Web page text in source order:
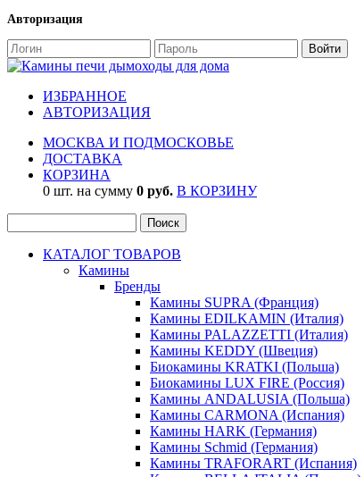
Авторизация
ИЗБРАННОЕ
АВТОРИЗАЦИЯ
МОСКВА И ПОДМОСКОВЬЕ
ДОСТАВКА
КОРЗИНА
0 шт. на сумму 0 руб. В КОРЗИНУ
КАТАЛОГ ТОВАРОВ
Камины
Бренды
Камины SUPRA (Франция)
Камины EDILKAMIN (Италия)
Камины PALAZZETTI (Италия)
Камины KEDDY (Швеция)
Биокамины KRATKI (Польша)
Биокамины LUX FIRE (Россия)
Камины ANDALUSIA (Польша)
Камины CARMONA (Испания)
Камины HARK (Германия)
Камины Schmid (Германия)
Камины TRAFORART (Испания)